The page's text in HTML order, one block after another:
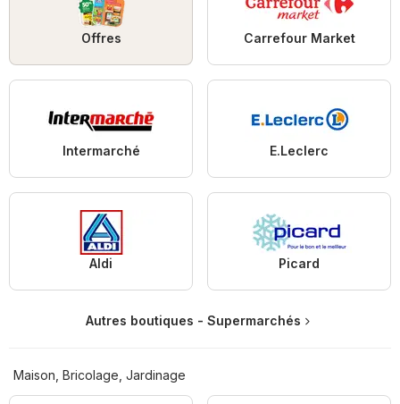
Offres Carrefour Market
Intermarché E.Leclerc
Aldi Picard
Autres boutiques - Supermarchés
Maison, Bricolage, Jardinage